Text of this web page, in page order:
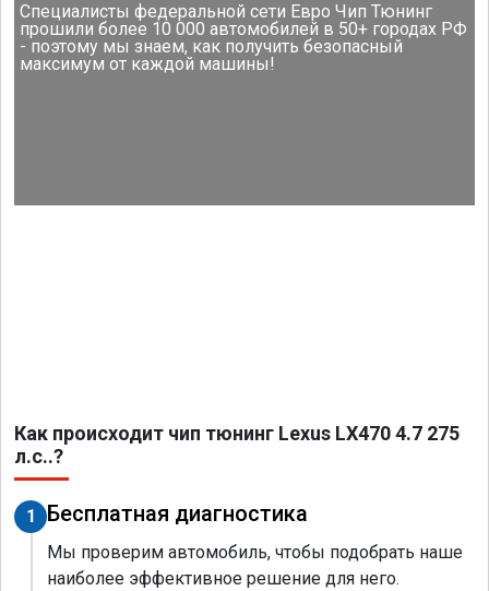
Специалисты федеральной сети Евро Чип Тюнинг
прошили более 10 000 автомобилей в 50+ городах РФ
- поэтому мы знаем, как получить безопасный
максимум от каждой машины!
Как происходит чип тюнинг Lexus LX470 4.7 275
л.с..?
1 Бесплатная диагностика
Мы проверим автомобиль, чтобы подобрать наше
наиболее эффективное решение для него.